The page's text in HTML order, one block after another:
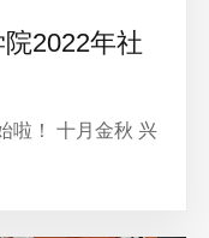
2022年社
啦！ 十月金秋 兴